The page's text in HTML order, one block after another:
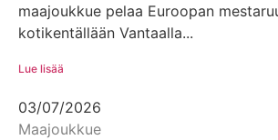
maajoukkue pelaa Euroopan
kotikentällään Vantaalla...
Lue lisää
03/07/2026
Maajoukkue